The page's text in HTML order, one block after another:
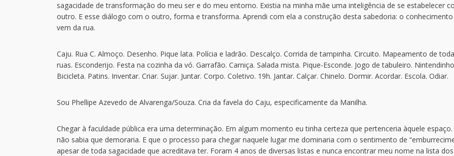
sagacidade de transformação do meu ser e do meu entorno. Existia na minha mãe uma inteligência de se estabelecer
outro. E esse diálogo com o outro, forma e transforma. Aprendi com ela a construção desta sabedoria: o conhecimento
vem da rua.
Caju. Rua C. Almoço. Desenho. Pique lata. Polícia e ladrão. Descalço. Corrida de tampinha. Circuito. Mapeamento de
ruas. Esconderijo. Festa na cozinha da vó. Garrafão. Carniça. Salada mista. Pique-Esconde. Jogo de tabuleiro.
Bicicleta. Patins. Inventar. Criar. Sujar. Juntar. Corpo. Coletivo. 19h. Jantar. Calçar. Chinelo. Dormir. Acordar. Escola. Odiar.
Sou Phellipe Azevedo de Alvarenga/Souza. Cria da favela do Caju, especificamente da Manilha.
Chegar à faculdade pública era uma determinação. Em algum momento eu tinha certeza que pertenceria àquele espaço.
não sabia que demoraria. E que o processo para chegar naquele lugar me dominaria com o sentimento de
apesar de toda sagacidade que acreditava ter. Foram 4 anos de diversas listas e nunca encontrar meu nome na lista dos